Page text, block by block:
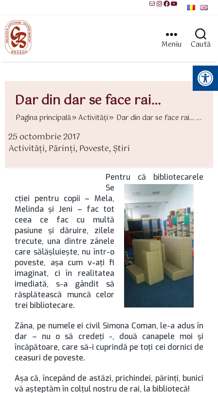
MailInstagram
Facebook
YouTube
Meniu Caută
Instrumente pentru accesibilitate
Dar din dar se face rai…
Pagina principală Activităţi Dar din dar se face rai… ...
25 octombrie 2017
Activităţi, Părinţi, Poveste, Știri
Pentru că bibliotecarele
Se
cției pentru copii – Mela,
Melinda și Jeni – fac tot
ceea ce fac cu multă
pasiune și dăruire, zilele
trecute, una dintre zânele
care sălășluiește, nu într-o
poveste, așa cum v-ați fi
imaginat, ci în realitatea
imediată, s-a gândit să
răsplătească muncă celor
trei bibliotecare.
Zâna, pe numele ei civil Simona Coman, le-a adus în
dar – nu o să credeți -, două canapele moi și
încăpătoare, care să-i cuprindă pe toți cei dornici de
ceasuri de poveste.
Așa că, începând de astăzi, prichindei, părinți, bunici
vă așteptăm în colțul nostru de rai, la bibliotecă!